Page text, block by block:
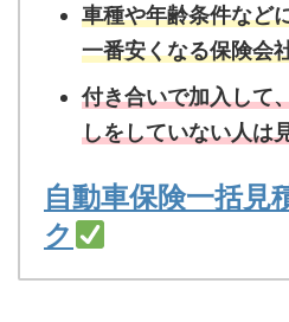
車種や年齢条件など
一番安くなる保険会
付き合いで加入して
しをしていない人は
自動車保険一括見
ク